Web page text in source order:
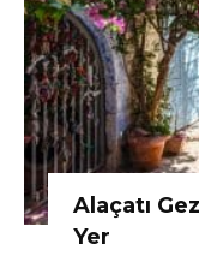
Alaçatı
Yer